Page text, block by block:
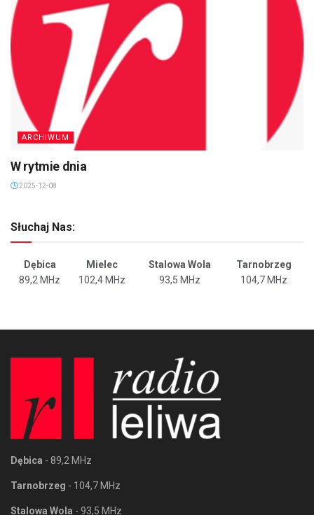
ARCHIWUM
W rytmie dnia
2025-12-08
Słuchaj Nas:
Dębica Mielec Stalowa Wola
Tarnobrzeg
89,2 MHz
102,4 MHz 93,5 MHz 104,7 MHz
Dębica - 89,2 MHz
Tarnobrzeg - 104,7 MHz
Stalowa Wola - 93,5 MHz